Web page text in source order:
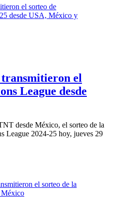
el
League desde
desde México, el sorteo de la
League 2024-25 hoy, jueves 29